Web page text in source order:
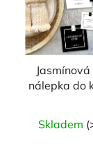
nálepka do
Skladem